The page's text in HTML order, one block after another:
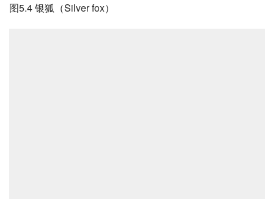
图5.4 银狐（Silver fox）